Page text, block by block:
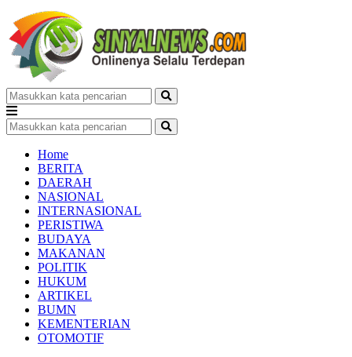
Home
BERITA
DAERAH
NASIONAL
INTERNASIONAL
PERISTIWA
BUDAYA
MAKANAN
POLITIK
HUKUM
ARTIKEL
BUMN
KEMENTERIAN
OTOMOTIF